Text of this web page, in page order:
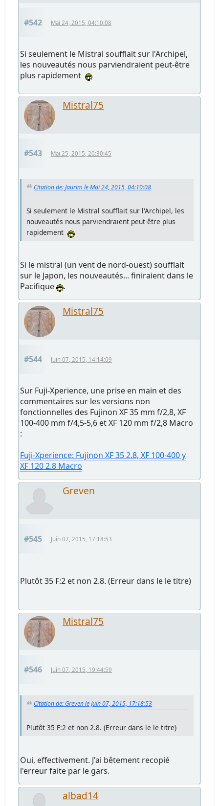
#542 Mai 24, 2015, 04:10:08
Si seulement le Mistral soufflait sur l'Archipel,
les nouveautés nous parviendraient peut-être
plus rapidement
Mistral75
#543 Mai 25, 2015, 20:30:45
Citation de: Jaurim le Mai 24, 2015, 04:10:08
Si seulement le Mistral soufflait sur l'Archipel, les
nouveautés nous parviendraient peut-être plus
rapidement
Si le mistral (un vent de nord-ouest) soufflait
sur le Japon, les nouveautés... finiraient dans le
Pacifique
.
Mistral75
#544 Juin 07, 2015, 14:14:09
Sur Fuji-Xperience, une prise en main et des
commentaires sur les versions non
fonctionnelles des Fujinon XF 35 mm f/2,8, XF
100-400 mm f/4,5-5,6 et XF 120 mm f/2,8 Macro
:
Fuji-Xperience: Fujinon XF 35 2.8, XF 100-400 y
XF 120 2.8 Macro
Greven
#545 Juin 07, 2015, 17:18:53
Plutôt 35 F:2 et non 2.8. (Erreur dans le le titre)
Mistral75
#546 Juin 07, 2015, 19:44:59
Citation de: Greven le Juin 07, 2015, 17:18:53
Plutôt 35 F:2 et non 2.8. (Erreur dans le le titre)
Oui, effectivement. J'ai bêtement recopié
l'erreur faite par le gars.
albad14